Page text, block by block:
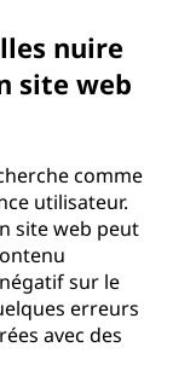
nuire
site web
comme
utilisateur.
site web peut
sur le
erreurs
avec des